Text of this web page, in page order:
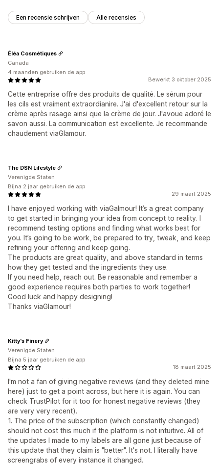
Een recensie schrijven Alle recensies
Bewerkt 3 oktober 2025
Cette entreprise offre des produits de qualité. Le sérum pour
les cils est vraiment extraordianire. J'ai d'excellent retour sur la
crème après rasage ainsi que la crème de jour. J'avoue adoré le
savon aussi. La communication est excellente. Je recommande
chaudement viaGlamour.
Éléa Cosmétiques
Canada
4 maanden gebruiken de app
29 maart 2025
I have enjoyed working with viaGalmour! It’s a great company
to get started in bringing your idea from concept to reality. I
recommend testing options and finding what works best for
you. It’s going to be work, be prepared to try, tweak, and keep
refining your offering and keep going.
The products are great quality, and above standard in terms
how they get tested and the ingredients they use.
If you need help, reach out. Be reasonable and remember a
good experience requires both parties to work together!
Good luck and happy designing!
Thanks viaGlamour!
The DSN Lifestyle
Verenigde Staten
Bijna 2 jaar gebruiken de app
18 maart 2025
I'm not a fan of giving negative reviews (and they deleted mine
here) just to get a point across, but here it is again. You can
check TrustPilot for it too for honest negative reviews (they
are very very recent).
1. The price of the subscription (which constantly changed)
should not cost this much if the platform is not intuitive. All of
the updates I made to my labels are all gone just because of
this update that they claim is "better". It's not. I literally have
screengrabs of every instance it changed.
Kitty's Finery
Verenigde Staten
Bijna 5 jaar gebruiken de app